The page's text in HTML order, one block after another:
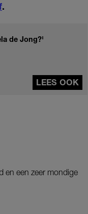
.
de Jong?'
LEES OOK
en een zeer mondige